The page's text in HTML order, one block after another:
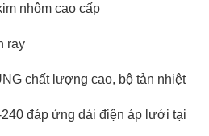
nhôm cao cấp
ray
chất lượng cao, bộ tản nhiệt
đáp ứng dải điện áp lưới tại